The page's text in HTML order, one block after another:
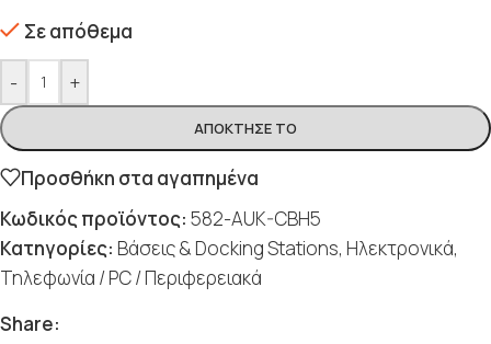
Σε απόθεμα
- +
ΑΠΌΚΤΗΣΈ ΤΟ
Προσθήκη στα αγαπημένα
Κωδικός προϊόντος: 582-AUK-CBH5
Κατηγορίες: Βάσεις & Docking Stations, Ηλεκτρονικά,
Τηλεφωνία / PC / Περιφερειακά
Share: